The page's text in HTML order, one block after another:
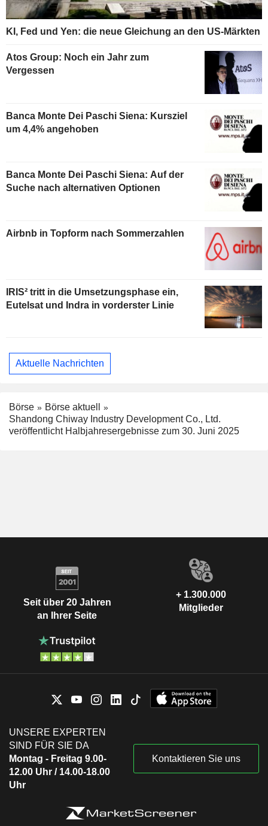
KI, Fed und Yen: die neue Gleichung an den US-Märkten
Atos Group: Noch ein Jahr zum
Vergessen
Banca Monte Dei Paschi Siena: Kursziel
um 4,4% angehoben
Banca Monte Dei Paschi Siena: Auf der
Suche nach alternativen Optionen
Airbnb in Topform nach Sommerzahlen
IRIS² tritt in die Umsetzungsphase ein,
Eutelsat und Indra in vorderster Linie
Aktuelle Nachrichten
Börse
Börse aktuell
Shandong Chiway Industry Development Co., Ltd.
veröffentlicht Halbjahresergebnisse zum 30. Juni 2025
Seit über 20 Jahren
an Ihrer Seite
+ 1.300.000
Mitglieder
UNSERE EXPERTEN
SIND FÜR SIE DA
Montag - Freitag 9.00-
12.00 Uhr / 14.00-18.00
Uhr
Kontaktieren Sie uns